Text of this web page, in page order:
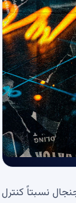
نسبتاً کنترل